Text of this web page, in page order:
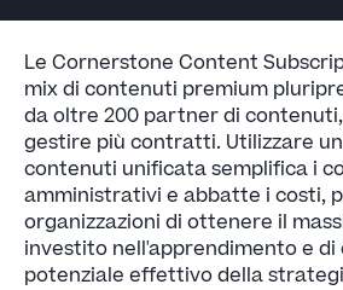
Le Cornerstone Content
mix di contenuti premium
da oltre 200 partner di
gestire più contratti. Utilizzare
contenuti unificata semplifica i
amministrativi e abbatte i costi,
organizzazioni di ottenere il
investito nell'apprendimento e di
potenziale effettivo della